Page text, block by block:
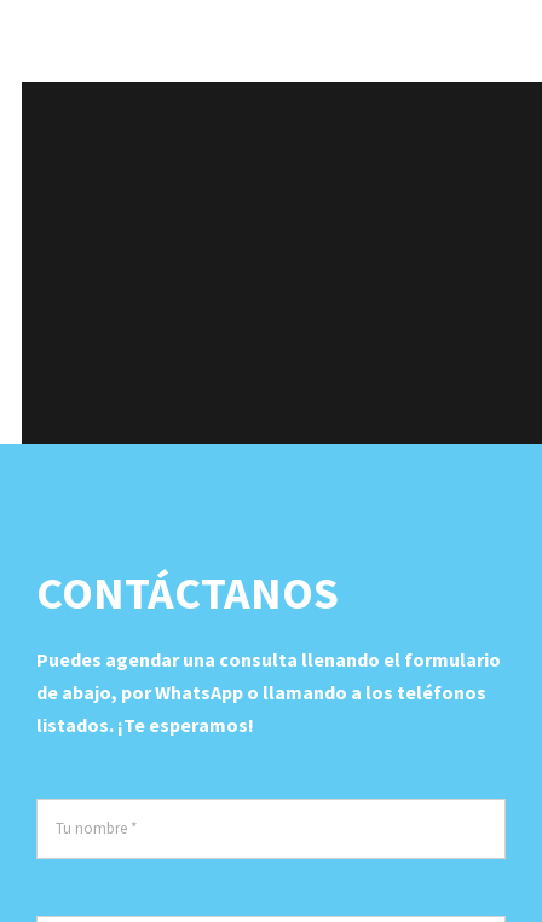
CONTÁCTANOS
Puedes agendar una consulta llenando el formulario
de abajo, por WhatsApp o llamando a los teléfonos
listados. ¡Te esperamos!